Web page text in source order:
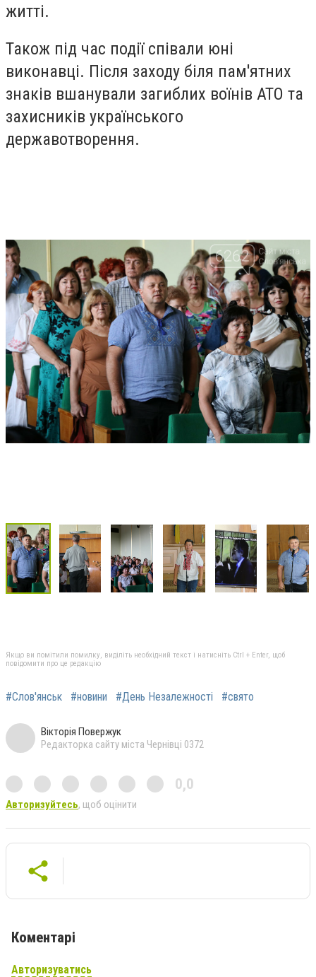
житті.
Також під час події співали юні
виконавці. Після заходу біля пам'ятних
знаків вшанували загиблих воїнів АТО та
захисників українського
державотворення.
Якщо ви помітили помилку, виділіть необхідний текст і натисніть Ctrl + Enter, щоб
повідомити про це редакцію
#Слов'янськ #новини #День Незалежності #свято
Вікторія Повержук
Редакторка сайту міста Чернівці 0372
0,0
Авторизуйтесь, щоб оцінити
Коментарі
Авторизуватись